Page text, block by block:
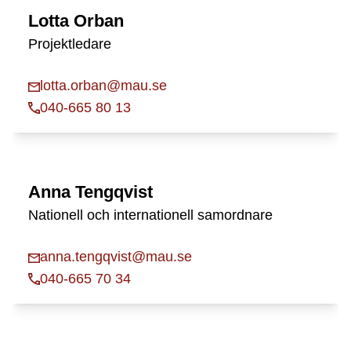
Lotta Orban
Projektledare
lotta.orban@mau.se
040-665 80 13
Anna Tengqvist
Nationell och internationell samordnare
anna.tengqvist@mau.se
040-665 70 34